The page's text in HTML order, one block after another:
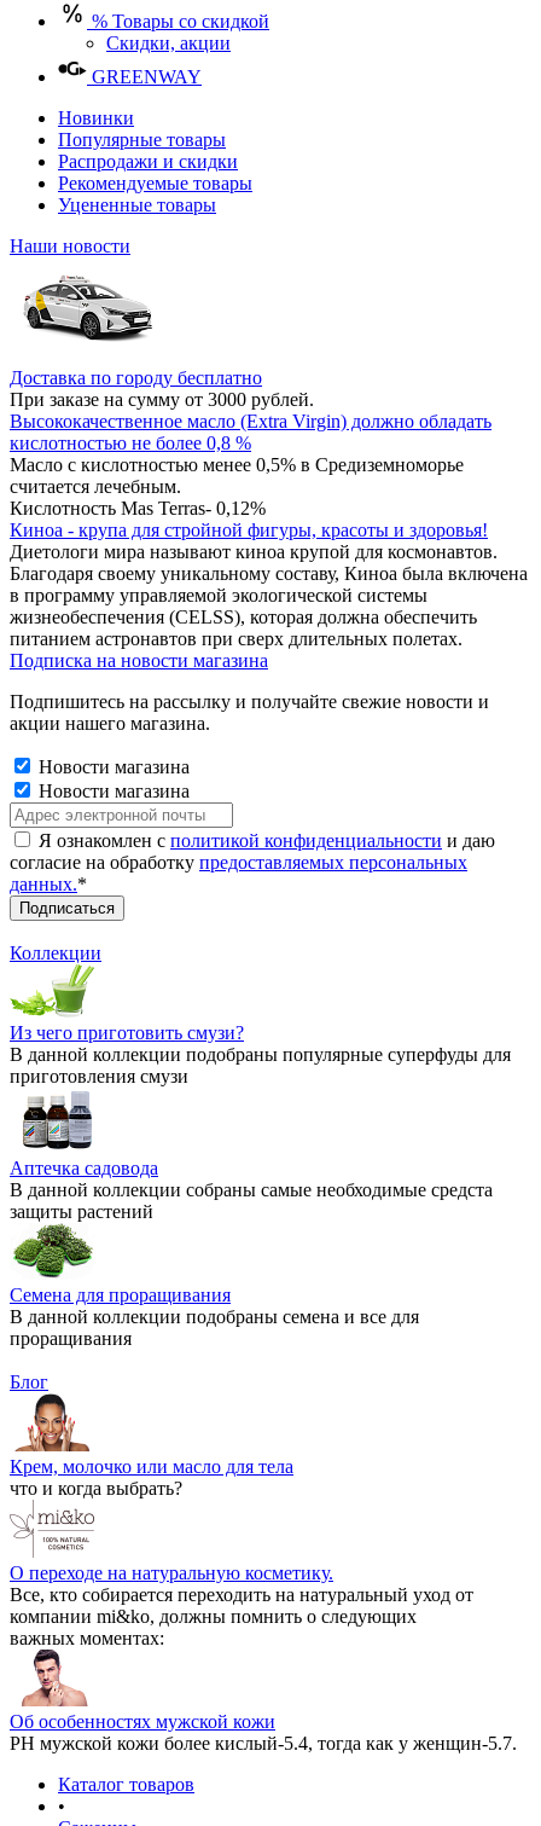
% Товары со скидкой
Скидки, акции
GREENWAY
Новинки
Популярные товары
Распродажи и скидки
Рекомендуемые товары
Уцененные товары
Наши новости
Доставка по городу бесплатно
При заказе на сумму от 3000 рублей.
Высококачественное масло (Extra Virgin) должно обладать
кислотностью не более 0,8 %
Масло с кислотностью менее 0,5% в Средиземноморье
считается лечебным.
Кислотность Mas Terras- 0,12%
Киноа - крупа для стройной фигуры, красоты и здоровья!
Диетологи мира называют киноа крупой для космонавтов.
Благодаря своему уникальному составу, Киноа была включена
в программу управляемой экологической системы
жизнеобеспечения (CELSS), которая должна обеспечить
питанием астронавтов при сверх длительных полетах.
Подписка на новости магазина
Подпишитесь на рассылку и получайте свежие новости и
акции нашего магазина.
Новости магазина
Новости магазина
Я ознакомлен с политикой конфиденциальности и даю
согласие на обработку предоставляемых персональных
данных.*
Коллекции
Из чего приготовить смузи?
В данной коллекции подобраны популярные суперфуды для
приготовления смузи
Аптечка садовода
В данной коллекции собраны самые необходимые средста
защиты растений
Семена для проращивания
В данной коллекции подобраны семена и все для
проращивания
Блог
Крем, молочко или масло для тела
что и когда выбрать?
О переходе на натуральную косметику.
Все, кто собирается переходить на натуральный уход от
компании mi&ko, должны помнить о следующих
важных моментах:
Об особенностях мужской кожи
РН мужской кожи более кислый-5.4, тогда как у женщин-5.7.
Каталог товаров
•